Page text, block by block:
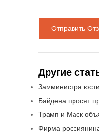
Отправить
Другие
Замминистра
Байдена просят
Трамп и Маск
Фирма